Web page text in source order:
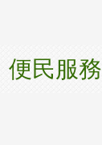
便民服務